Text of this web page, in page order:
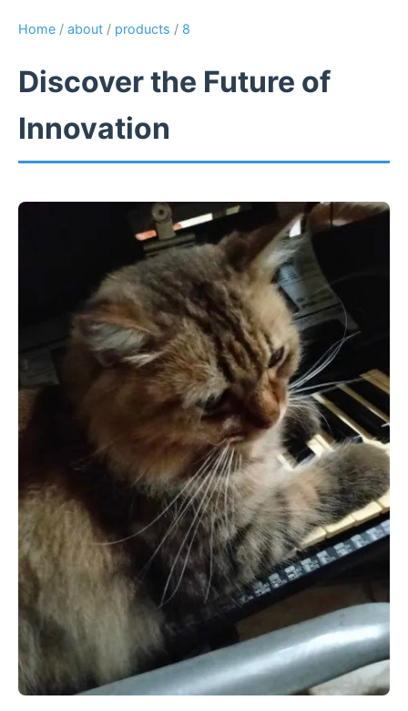
Home / about / products / 8
Discover the Future of
Innovation